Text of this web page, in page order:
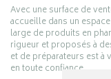
Avec une surface de
accueille dans un
large de produits en
rigueur et proposés à
et de préparateurs est
en toute confiance.